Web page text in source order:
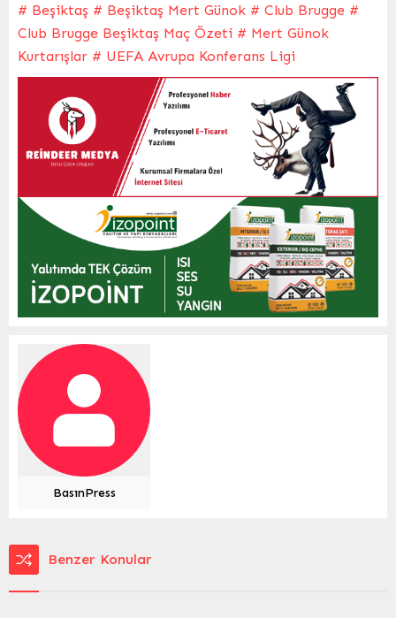
# Beşiktaş # Beşiktaş Mert Günok # Club Brugge #
Club Brugge Beşiktaş Maç Özeti # Mert Günok
Kurtarışlar # UEFA Avrupa Konferans Ligi
BasınPress
Benzer Konular